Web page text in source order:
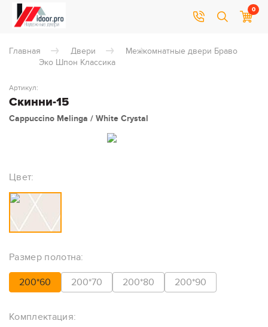
0
Главная Двери
Межкомнатные двери Браво
Эко Шпон Классика
Скинни-15
Артикул:
Cappuccino Melinga / White Сrystal
Цвет:
Размер полотна:
200*60 200*70 200*80 200*90
Комплектация: